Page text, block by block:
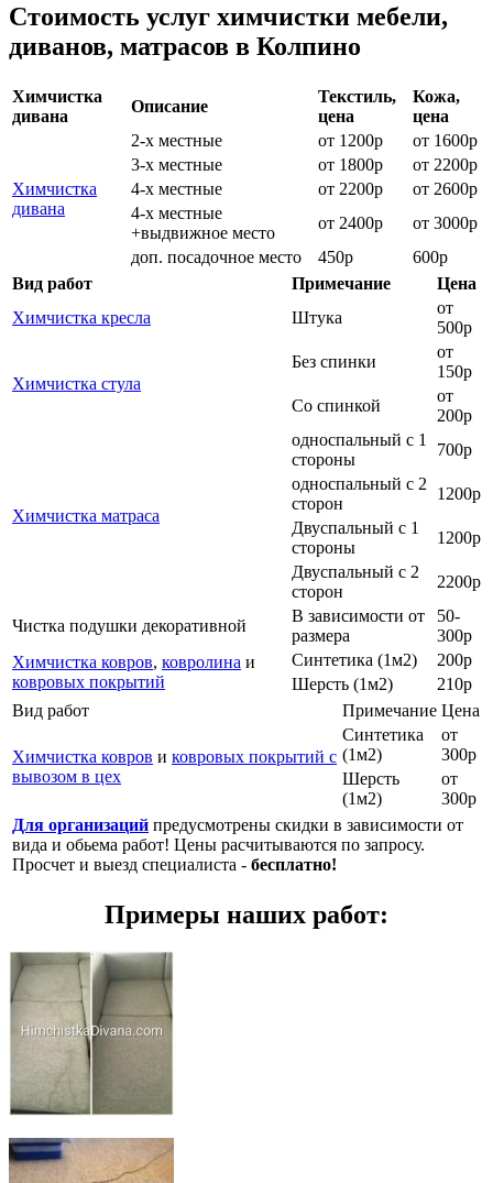
Стоимость услуг химчистки мебели,
диванов, матрасов в Колпино
Химчистка
дивана
Описание
Текстиль,
цена
Кожа,
цена
Химчистка
дивана
2-х местные от 1200р
от 1600р
3-х местные
от 1800р
от 2200р
4-х местные
от 2200р
от 2600р
4-х местные
+выдвижное место
от 2400р
от 3000р
доп. посадочное место
450р
600р
Вид работ
Примечание
Цена
Химчистка кресла
Штука
от
500р
Химчистка стула
Без спинки
от
150р
Со спинкой
от
200р
Химчистка матраса
односпальный с 1
стороны
700р
односпальный с 2
сторон
1200р
Двуспальный с 1
стороны
1200р
Двуспальный с 2
сторон
2200р
Чистка подушки декоративной
В зависимости от
размера
50-
300р
Химчистка ковров, ковролина и
ковровых покрытий
Синтетика (1м2)
200р
Шерсть (1м2)
210р
Вид работ
Примечание Цена
Химчистка ковров и ковровых покрытий с
вывозом в цех
Синтетика
(1м2)
от
300р
Шерсть
(1м2)
от
300р
Для организаций предусмотрены скидки в зависимости от
вида и обьема работ! Цены расчитываются по запросу.
Просчет и выезд специалиста - бесплатно!
Примеры наших работ: